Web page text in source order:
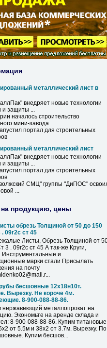
металлический лист в
внедряет новые технологии
и защиты ...
началось строительство
мини-завода
портал для строительных
металлический лист
внедряет новые технологии
и защиты ...
портал для строительных
СМЦ" группы "ДиПОС"
...
продукцию, цены
обрезь Толщиной от 50 до 150
09г2с ст 45
Листы, Обрезь Толщиной от
3 . 09г2с ст 45 А так-же Круги,
Инструментальные и
марки стали Присылать
на почту
бесшовные 12х18н10т.
Вырезку. Не короче 4м.
8-900-088-88-86.
нержавеющий металлопрокат на
Экономьте на аренде склада и
8-900-088-88-86. Купим титановые
от 5.5м и 38х2 от 3.7м. Вырезку. По
Купим бесшов...